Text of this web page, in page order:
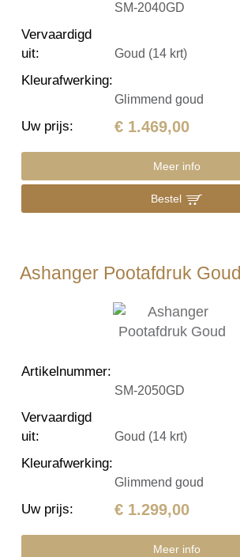
SM-2040GD
Vervaardigd
uit: Goud (14 krt)
Kleurafwerking:
Glimmend goud
Uw prijs: € 1.469,00
Meer info
Bestel
Ashanger Pootafdruk Goud
Artikelnummer:
SM-2050GD
Vervaardigd
uit: Goud (14 krt)
Kleurafwerking:
Glimmend goud
Uw prijs: € 1.299,00
Meer info